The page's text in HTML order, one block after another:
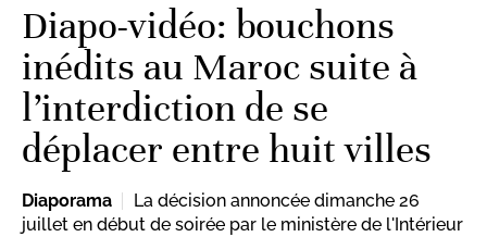
Diapo-vidéo: bouchons
inédits au Maroc suite à
l’interdiction de se
déplacer entre huit villes
Diaporama
La décision annoncée dimanche 26
juillet en début de soirée par le ministère de l'Intérieur